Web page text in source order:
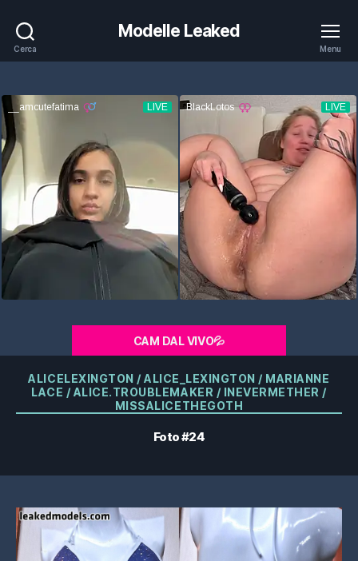
Cerca
Modelle Leaked
Menu
CAM DAL VIVO💦
Categorie
ALICELEXINGTON / ALICE_LEXINGTON / MARIANNE
LACE / ALICE.TROUBLEMAKER / INEVERMETHER /
MISSALICETHEGOTH
Foto #24